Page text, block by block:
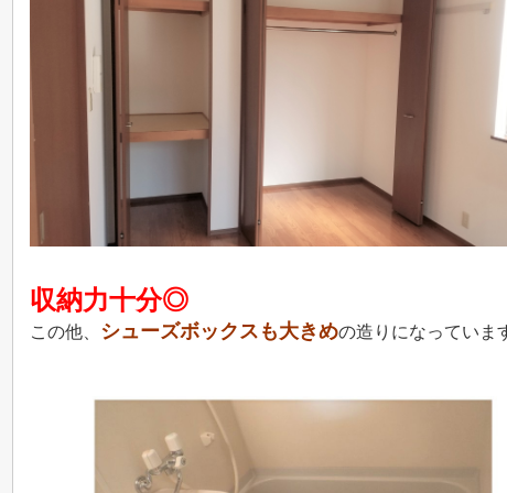
収納力十分◎
この他、 シューズボックスも大きめの造りになっていま